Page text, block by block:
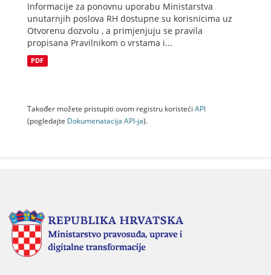
Informacije za ponovnu uporabu Ministarstva
unutarnjih poslova RH dostupne su korisnicima uz
Otvorenu dozvolu , a primjenjuju se pravila
propisana Pravilnikom o vrstama i...
PDF
Također možete pristupiti ovom registru koristeći API
(pogledajte Dokumenаtаcijа API-jа).